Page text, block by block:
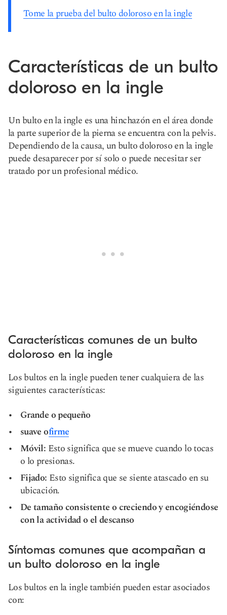
Tome la prueba del bulto doloroso en la ingle
Características de un bulto
doloroso en la ingle
Un bulto en la ingle es una hinchazón en el área donde
la parte superior de la pierna se encuentra con la pelvis.
Dependiendo de la causa, un bulto doloroso en la ingle
puede desaparecer por sí solo o puede necesitar ser
tratado por un profesional médico.
Características comunes de un bulto
doloroso en la ingle
Los bultos en la ingle pueden tener cualquiera de las
siguientes características:
Grande o pequeño
suave ofirme
Móvil: Esto significa que se mueve cuando lo tocas
o lo presionas.
Fijado: Esto significa que se siente atascado en su
ubicación.
De tamaño consistente o creciendo y encogiéndose
con la actividad o el descanso
Síntomas comunes que acompañan a
un bulto doloroso en la ingle
Los bultos en la ingle también pueden estar asociados
con: